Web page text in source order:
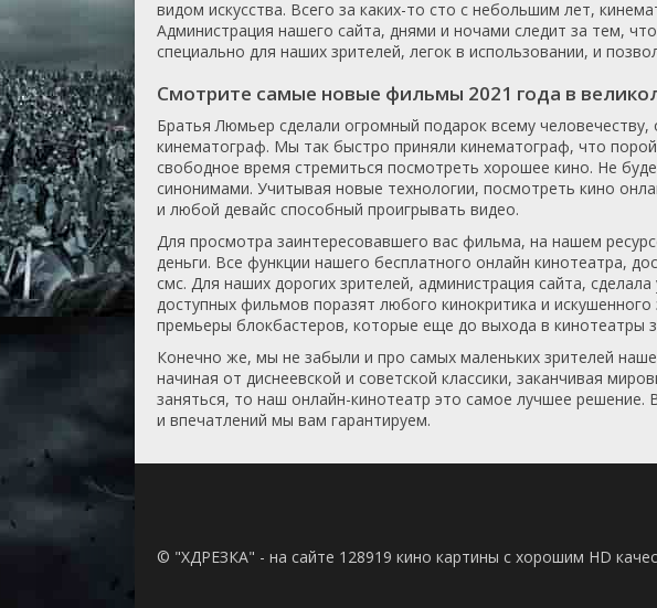
видом искусства. Всего за каких-то сто с небольшим лет,
Администрация нашего сайта, днями и ночами следит за тем,
специально для наших зрителей, легок в использовании, и
Смотрите самые новые фильмы 2021 года в
Братья Люмьер сделали огромный подарок всему
кинематограф. Мы так быстро приняли кинематограф, что
свободное время стремиться посмотреть хорошее кино. Не
синонимами. Учитывая новые технологии, посмотреть кино
и любой девайс способный проигрывать видео.
Для просмотра заинтересовавшего вас фильма, на нашем
деньги. Все функции нашего бесплатного онлайн кинотеатра,
смс. Для наших дорогих зрителей, администрация сайта,
доступных фильмов поразят любого кинокритика и
премьеры блокбастеров, которые еще до выхода в кинотеатры
Конечно же, мы не забыли и про самых маленьких зрителей
начиная от диснеевской и советской классики, заканчивая
заняться, то наш онлайн-кинотеатр это самое лучшее
и впечатлений мы вам гарантируем.
© "ХДРЕЗКА" - на сайте 128919 кино картины с хорошим HD